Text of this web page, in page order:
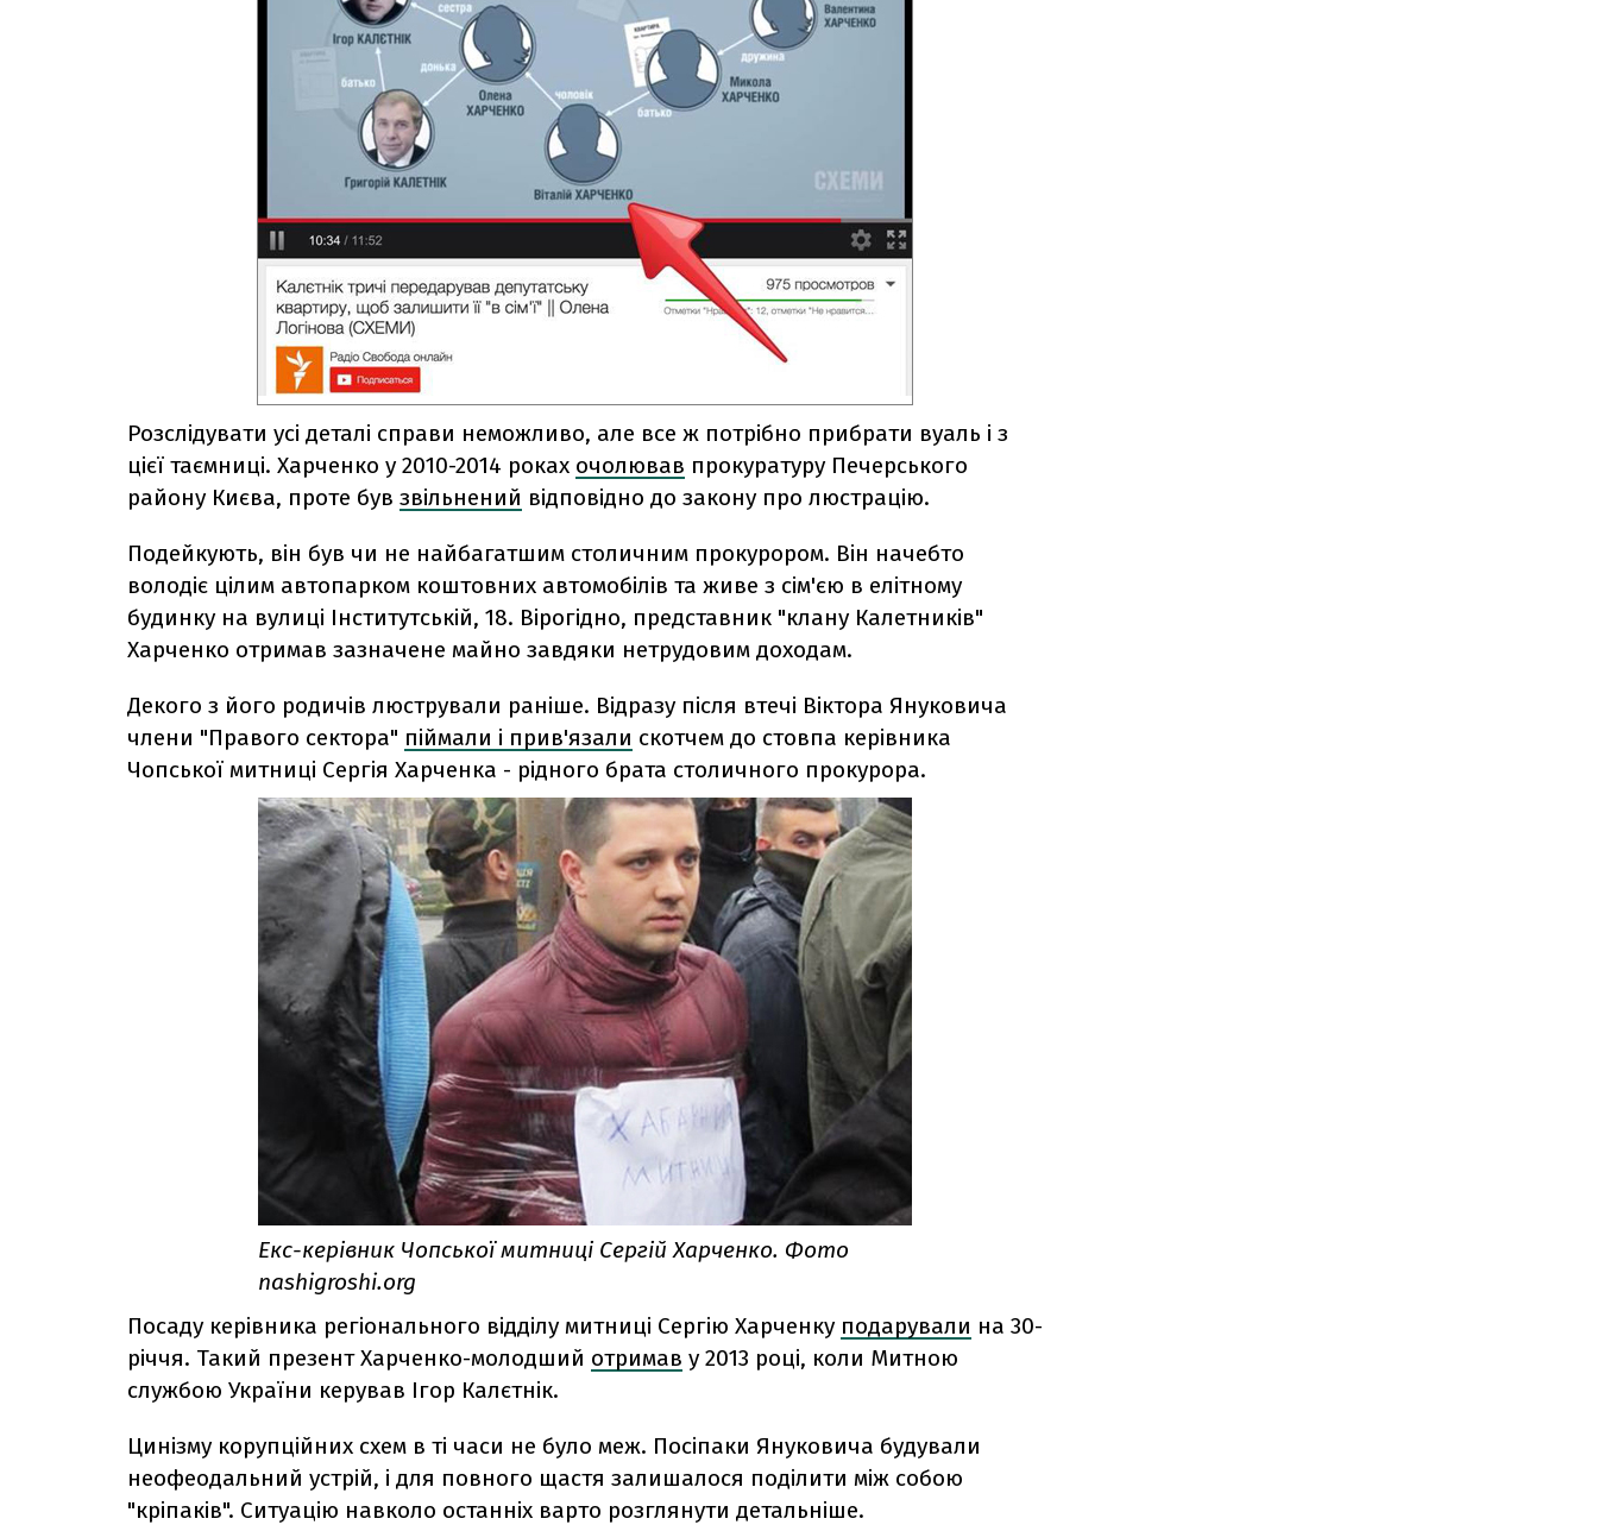
Розслідувати усі деталі справи неможливо, але все ж потрібно прибрати вуаль і з
цієї таємниці. Харченко у 2010-2014 роках очолював прокуратуру Печерського
району Києва, проте був звільнений відповідно до закону про люстрацію.
Подейкують, він був чи не найбагатшим столичним прокурором. Він начебто
володіє цілим автопарком коштовних автомобілів та живе з сім'єю в елітному
будинку на вулиці Інститутській, 18. Вірогідно, представник "клану Калетників"
Харченко отримав зазначене майно завдяки нетрудовим доходам.
Декого з його родичів люстрували раніше. Відразу після втечі Віктора Януковича
члени "Правого сектора" піймали і прив'язали скотчем до стовпа керівника
Чопської митниці Сергія Харченка - рідного брата столичного прокурора.
Екс-керівник Чопської митниці Сергій Харченко. Фото
nashigroshi.org
Посаду керівника регіонального відділу митниці Сергію Харченку подарували на 30-
річчя. Такий презент Харченко-молодший отримав у 2013 році, коли Митною
службою України керував Ігор Калєтнік.
Цинізму корупційних схем в ті часи не було меж. Посіпаки Януковича будували
неофеодальний устрій, і для повного щастя залишалося поділити між собою
"кріпаків". Ситуацію навколо останніх варто розглянути детальніше.